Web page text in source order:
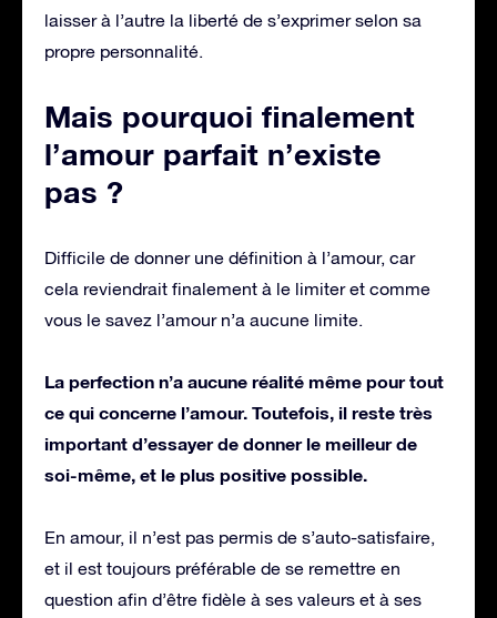
laisser à l’autre la liberté de s’exprimer selon sa
propre personnalité.
Mais pourquoi finalement
l’amour parfait n’existe
pas ?
Difficile de donner une définition à l’amour, car
cela reviendrait finalement à le limiter et comme
vous le savez l’amour n’a aucune limite.
La perfection n’a aucune réalité même pour tout
ce qui concerne l’amour. Toutefois, il reste très
important d’essayer de donner le meilleur de
soi-même, et le plus positive possible.
En amour, il n’est pas permis de s’auto-satisfaire,
et il est toujours préférable de se remettre en
question afin d’être fidèle à ses valeurs et à ses